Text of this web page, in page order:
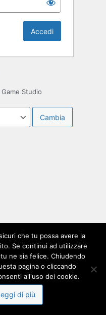
Studio
che tu possa avere la
Se continui ad utilizzare
ne sia felice. Chiudendo
pagina o cliccando
all'uso dei cookie.
di più